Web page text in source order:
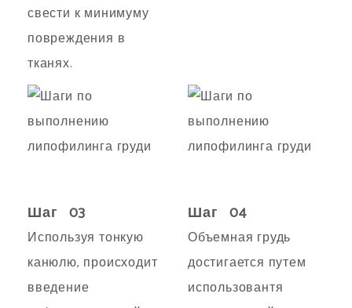
свести к минимуму
повреждения в
тканях.
Шаг 03
Используя тонкую
канюлю, происходит
введение
Шаг 04
Объемная грудь
достигается путем
использовантя